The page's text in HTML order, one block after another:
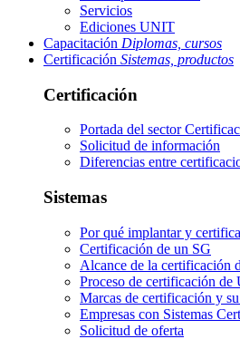
Servicios
Ediciones UNIT
Capacitación Diplomas, cursos
Certificación Sistemas, productos
Certificación
Portada del sector
Solicitud de información
Diferencias entre
Sistemas
Por qué implantar y
Certificación de un SG
Alcance de la certificación
Proceso de certificación
Marcas de certificación y
Empresas con Sistemas
Solicitud de oferta